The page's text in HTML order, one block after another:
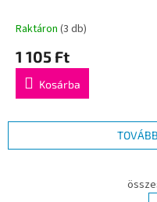
Raktáron (3 db)
1 105 Ft
Kosárba